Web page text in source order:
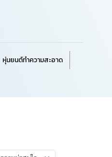
หุ่นยนต์ทำความสะอาด